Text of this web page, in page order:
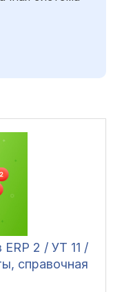
2 / УТ 11 /
справочная